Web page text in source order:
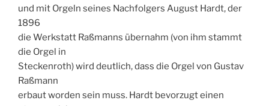
und mit Orgeln seines Nachfolgers August Hardt, der
1896
die Werkstatt Raßmanns übernahm (von ihm stammt
die Orgel in
Steckenroth) wird deutlich, dass die Orgel von Gustav
Raßmann
erbaut worden sein muss. Hardt bevorzugt einen